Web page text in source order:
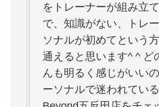
をトレーナーが組み立
で、知識がない、トレ
ソナルが初めてという
通えると思います^ ^ ど
んも明るく感じがいい
ーソナルで迷われてい